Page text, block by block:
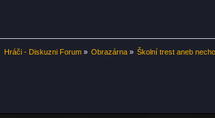
Hráči - Diskuzni Forum» Obrazárna» Školní trest aneb